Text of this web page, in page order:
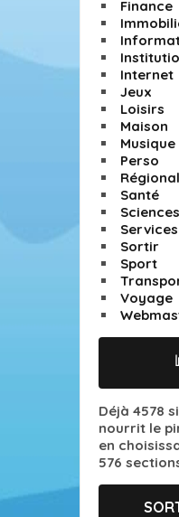
Finance
Internet
Jeux
Loisirs
Maison
Musique
Perso
Régional
Santé
Sciences
Services
Sortir
Sport
Voyage
Déjà 4578
nourrit le
en
576